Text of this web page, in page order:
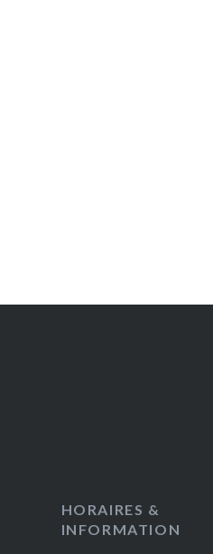
HORAIRES &
INFORMATION